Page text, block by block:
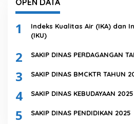
1
Indeks Kualitas Air (IKA) dan
(IKU)
2 SAKIP DINAS PERDAGANGAN
3 SAKIP DINAS BMCKTR TAHUN
4 SAKIP DINAS KEBUDAYAAN 2025
5 SAKIP DINAS PENDIDIKAN 2025